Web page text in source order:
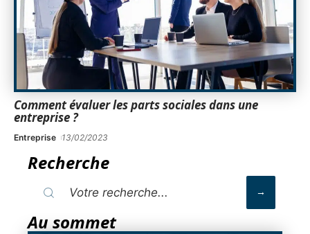
Comment évaluer les parts sociales dans une
entreprise ?
Entreprise 13/02/2023
Recherche
Au sommet